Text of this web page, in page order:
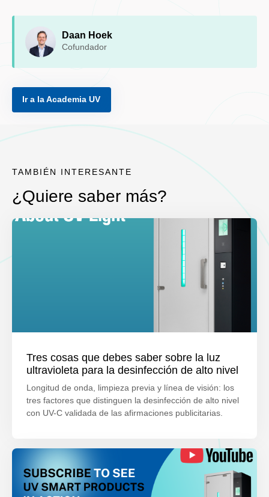
Daan Hoek
Cofundador
Ir a la Academia UV
TAMBIÉN INTERESANTE
¿Quiere saber más?
Tres cosas que debes saber sobre la luz
ultravioleta para la desinfección de alto nivel
Longitud de onda, limpieza previa y línea de visión: los
tres factores que distinguen la desinfección de alto nivel
con UV-C validada de las afirmaciones publicitarias.